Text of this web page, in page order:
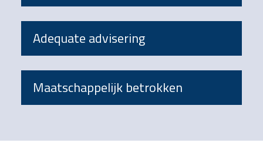
Adequate advisering
Maatschappelijk betrokken